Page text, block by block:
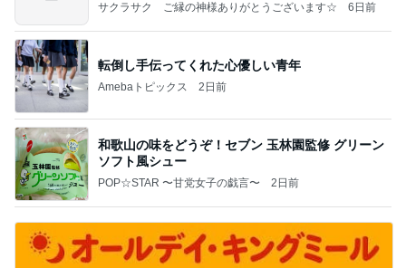
サクラサク ご縁の神様ありがとうございます☆ 6日前
転倒し手伝ってくれた心優しい青年
Amebaトピックス 2日前
和歌山の味をどうぞ！セブン 玉林園監修 グリーン
ソフト風シュー
POP☆STAR 〜甘党女子の戯言〜 2日前